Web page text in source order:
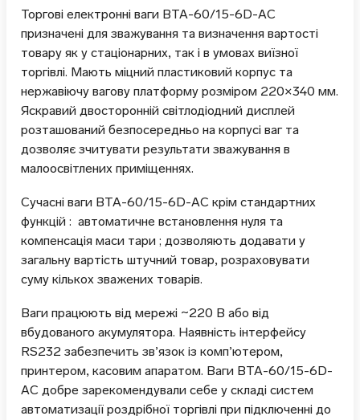
Торгові електронні ваги ВТА-60/15-6D-АС
призначені для зважування та визначення вартості
товару як у стаціонарних, так і в умовах виїзної
торгівлі. Мають міцний пластиковий корпус та
нержавіючу вагову платформу розміром 220×340 мм.
Яскравий двосторонній світлодіодний дисплей
розташований безпосередньо на корпусі ваг та
дозволяє зчитувати результати зважування в
малоосвітлених приміщеннях.
Сучасні ваги ВТА-60/15-6D-АС крім стандартних
функцій : автоматичне встановлення нуля та
компенсація маси тари ; дозволяють додавати у
загальну вартість штучний товар, розраховувати
суму кількох зважених товарів.
Ваги працюють від мережі ~220 В або від
вбудованого акумулятора. Наявність інтерфейсу
RS232 забезпечить зв’язок із комп’ютером,
принтером, касовим апаратом. Ваги ВТА-60/15-6D-
АС добре зарекомендували себе у складі систем
автоматизації роздрібної торгівлі при підключенні до